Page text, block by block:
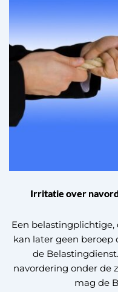
Irritatie over
Een belastingplichtige,
kan later geen beroep
de
navordering onder de
mag de